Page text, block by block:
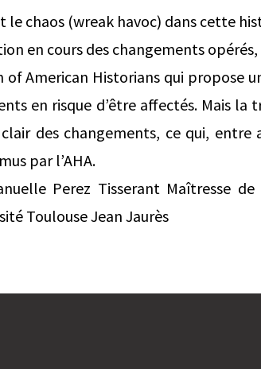
chaos (wreak havoc) dans cette
en cours des changements
of American Historians qui propose
en risque d’être affectés. Mais la
des changements, ce qui, entre
par l’AHA.
Perez Tisserant Maîtresse
Toulouse Jean Jaurès